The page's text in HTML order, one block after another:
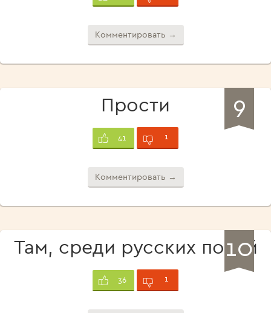
Комментировать →
9
Прости
41 1
Комментировать →
10
Там, среди русских полей
36 1